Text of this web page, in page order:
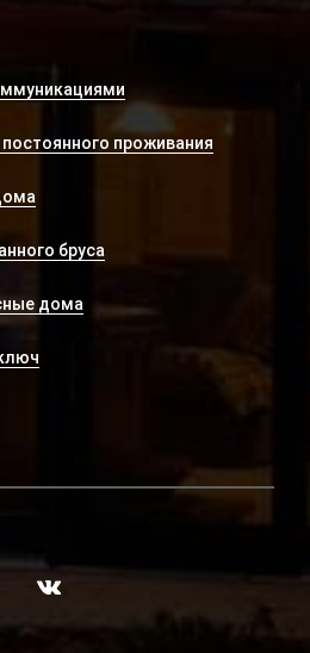
проживания
бруса
дома